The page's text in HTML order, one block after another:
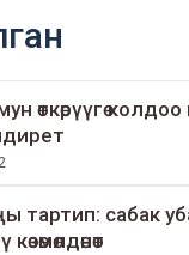
колдоо
тартип: сабак